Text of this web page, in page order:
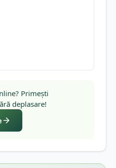
Primești
deplasare!